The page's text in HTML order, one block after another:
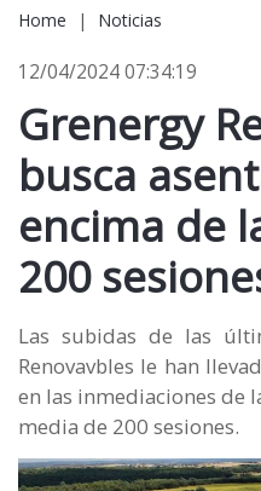
Home | Noticias
12/04/2024 07:34:19
Grenergy
busca
encima de
200
Las subidas de las
Renovavbles le han
en las inmediaciones de
media de 200 sesiones.